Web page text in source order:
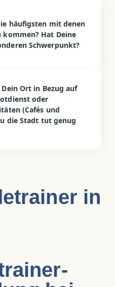
häufigsten mit denen
kommen? Hat Deine
Schwerpunkt?
Ort in Bezug auf
oder
(Cafés und
die Stadt tut genug
in